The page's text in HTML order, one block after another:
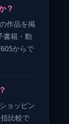
？
作品を掲
書籍・動
からで
ョッピン
比較で